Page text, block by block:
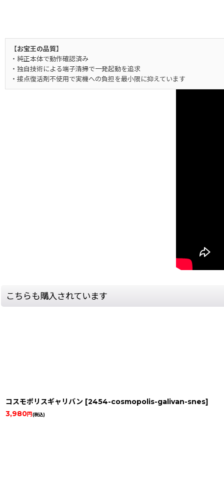
【お宝王の品質】
・純正本体で動作確認済み
・独自技術による端子清掃で一発起動を追求
・接点復活剤不使用で実機への負担を最小限に抑えています
こちらも購入されています
コスモポリスギャリバン [2454-cosmopolis-galivan-snes]
3,980円(税込)